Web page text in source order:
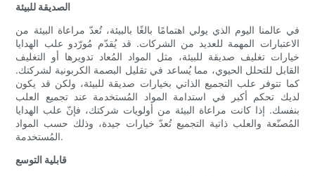
الصديقة للبيئة
في عالمنا اليوم الذي يولي اهتمامًا بالغًا بالبيئة، تُعدّ مراعاة البيئة من
الاعتبارات المهمة للعديد من الشركات. قد يُقدّم مُورّدو علب الهدايا
خيارات تغليف صديقة للبيئة، مثل المواد المُعاد تدويرها أو التغليف
القابل للتحلل الحيوي، مما يُساعد في تقليل البصمة الكربونية لشركتك.
كما تتوفر علب التجميع الذاتي بخيارات صديقة للبيئة، ولكن قد يكون
لديك تحكم أكبر في استدامة المواد المُستخدمة عند تجميع العلب
بنفسك. إذا كانت مراعاة البيئة من أولويات شركتك، فإنّ علب الهدايا
المُصنّعة والعلب ذاتية التجميع تُعدّ خيارات جيدة، وذلك حسب المواد
المُستخدمة.
قابلية التوسع